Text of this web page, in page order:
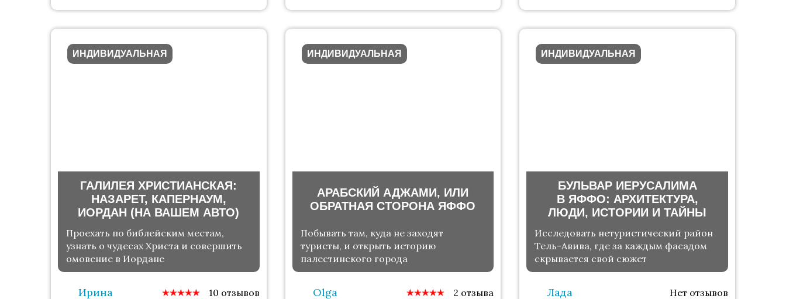
ИНДИВИДУАЛЬНАЯ
ГАЛИЛЕЯ ХРИСТИАНСКАЯ:
НАЗАРЕТ, КАПЕРНАУМ,
ИОРДАН (НА ВАШЕМ АВТО)
Проехать по библейским местам,
узнать о чудесах Христа и совершить
омовение в Иордане
Ирина 10 отзывов
ИНДИВИДУАЛЬНАЯ
АРАБСКИЙ АДЖАМИ, ИЛИ
ОБРАТНАЯ СТОРОНА ЯФФО
Побывать там, куда не заходят
туристы, и открыть историю
палестинского города
Olga 2 отзыва
ИНДИВИДУАЛЬНАЯ
БУЛЬВАР ИЕРУСАЛИМА
В ЯФФО: АРХИТЕКТУРА,
ЛЮДИ, ИСТОРИИ И ТАЙНЫ
Исследовать нетуристический район
Тель-Авива, где за каждым фасадом
скрывается свой сюжет
Лада Нет отзывов